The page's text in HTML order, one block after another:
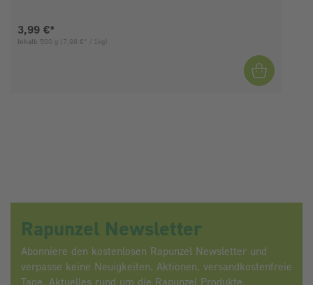
Aktueller Preis:
3,99 €*
Inhalt: 500 g (7,98 €* / 1kg)
Rapunzel Newsletter
Abonniere den kostenlosen Rapunzel Newsletter und
verpasse keine Neuigkeiten, Aktionen, versandkostenfreie
Tage, Aktuelles rund um die Rapunzel Produkte,